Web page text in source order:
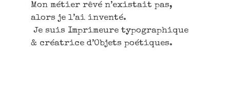
Mon métier rêvé n’existait pas,
alors je l’ai inventé.
Je suis Imprimeure typographique
& créatrice d’Objets poétiques.